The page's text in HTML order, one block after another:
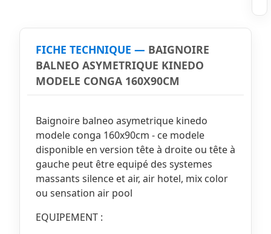
FICHE TECHNIQUE — BAIGNOIRE
BALNEO ASYMETRIQUE KINEDO
MODELE CONGA 160X90CM
Baignoire balneo asymetrique kinedo
modele conga 160x90cm - ce modele
disponible en version tête à droite ou tête à
gauche peut être equipé des systemes
massants silence et air, air hotel, mix color
ou sensation air pool
EQUIPEMENT :